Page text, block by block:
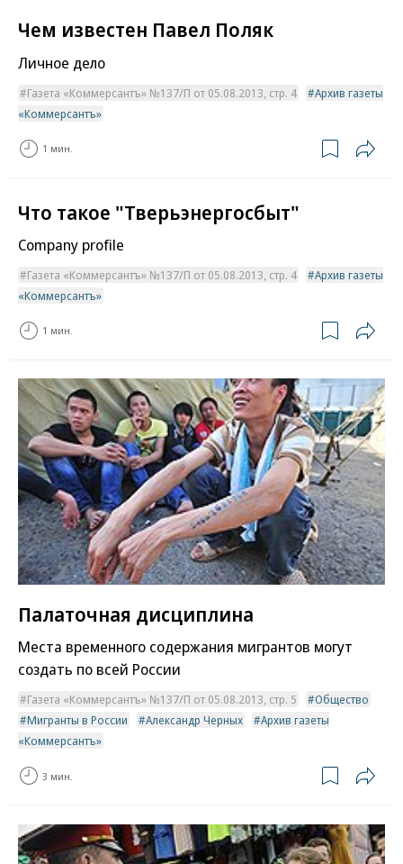
Чем известен Павел Поляк
Личное дело
Газета «Коммерсантъ» №137/П от 05.08.2013, стр. 4
Архив газеты
«Коммерсантъ»
1 мин.
Что такое "Тверьэнергосбыт"
Company profile
Газета «Коммерсантъ» №137/П от 05.08.2013, стр. 4
Архив газеты
«Коммерсантъ»
1 мин.
Палаточная дисциплина
Места временного содержания мигрантов могут
создать по всей России
Газета «Коммерсантъ» №137/П от 05.08.2013, стр. 5
Общество
Мигранты в России
Александр Черных
Архив газеты
«Коммерсантъ»
3 мин.